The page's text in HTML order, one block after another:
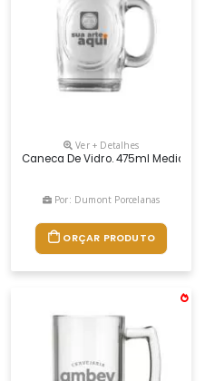
13,0 De Altura X 7,6 De
Ver + Detalhes
Caneca De Vidro. 475ml
Por: Dumont Porcelanas
ORÇAR PRODUTO